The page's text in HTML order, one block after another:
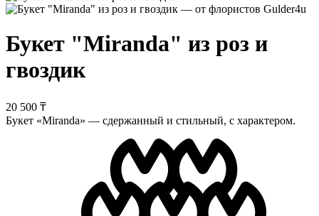
Букет "Miranda" из роз и
гвоздик
20 500 ₸
Букет «Miranda» — сдержанный и стильный, с характером.